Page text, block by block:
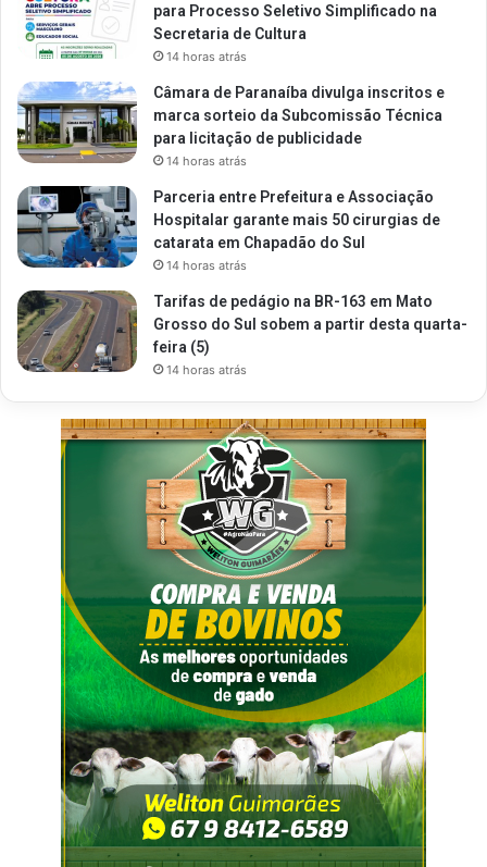
para Processo Seletivo Simplificado na
Secretaria de Cultura
14 horas atrás
Câmara de Paranaíba divulga inscritos e
marca sorteio da Subcomissão Técnica
para licitação de publicidade
14 horas atrás
Parceria entre Prefeitura e Associação
Hospitalar garante mais 50 cirurgias de
catarata em Chapadão do Sul
14 horas atrás
Tarifas de pedágio na BR-163 em Mato
Grosso do Sul sobem a partir desta quarta-
feira (5)
14 horas atrás